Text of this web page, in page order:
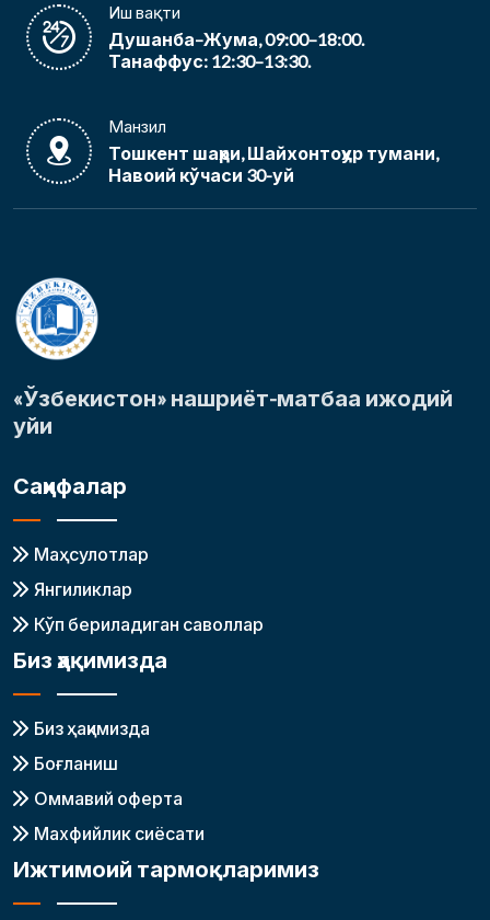
Иш вақти
Душанба–Жума, 09:00–18:00.
Танаффус: 12:30–13:30.
Манзил
Тошкент шаҳри, Шайхонтоҳур тумани,
Навоий кўчаси 30-уй
«Ўзбекистон» нашриёт-матбаа ижодий
уйи
Саҳифалар
Маҳсулотлар
Янгиликлар
Кўп бериладиган саволлар
Биз ҳақимизда
Биз ҳақимизда
Боғланиш
Оммавий оферта
Махфийлик сиёсати
Ижтимоий тармоқларимиз